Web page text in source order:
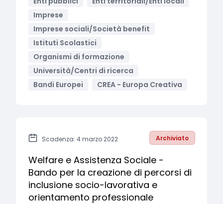
Imprese
Imprese sociali/Società benefit
Istituti Scolastici
Organismi di formazione
Università/Centri di ricerca
Bandi Europei
CREA - Europa Creativa
Scadenza: 4 marzo 2022 Archiviato
Welfare e Assistenza Sociale -
Bando per la creazione di percorsi di
inclusione socio-lavorativa e
orientamento professionale